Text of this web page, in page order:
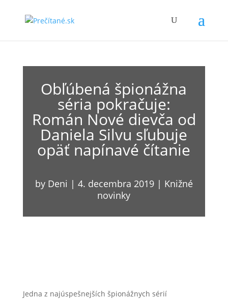
Obľúbená špionážna
séria pokračuje:
Román Nové dievča od
Daniela Silvu sľubuje
opäť napínavé čítanie
by Deni | 4. decembra 2019| Knižné
novinky
Jedna z najúspešnejších špionážnych sérií